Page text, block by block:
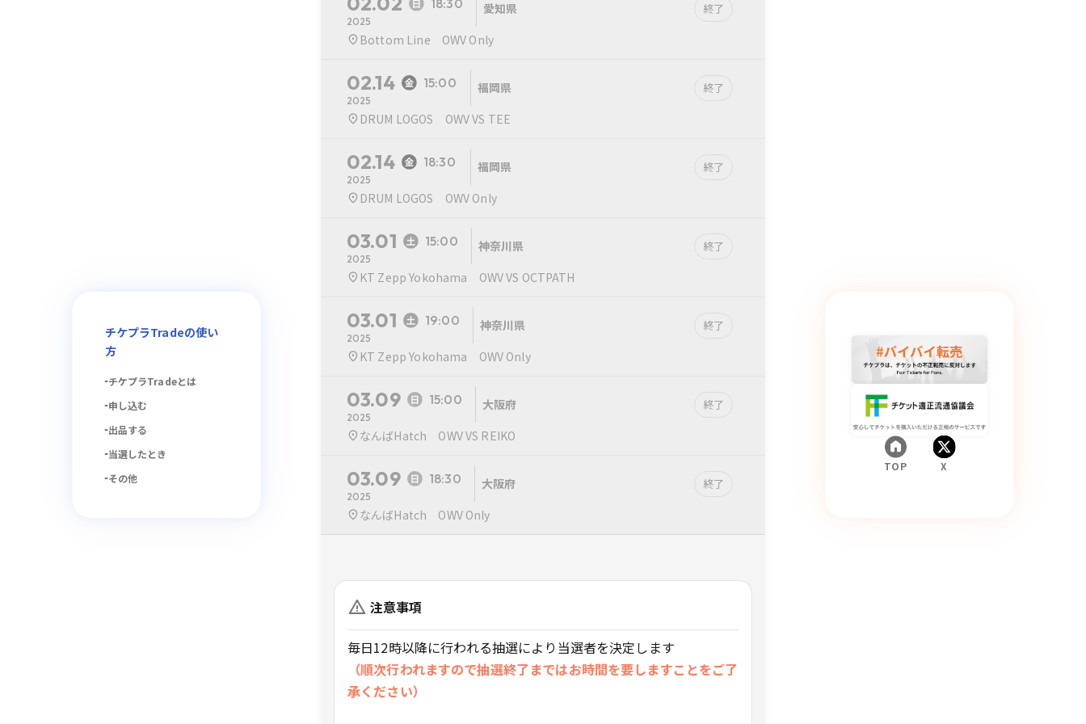
チケプラTradeの使い
方
チケプラTradeとは
申し込む
出品する
当選したとき
その他
TOP X
18:30
2025
愛知県 終了
Bottom Line OWV Only
02.14 15:00
2025
福岡県 終了
DRUM LOGOS OWV VS TEE
02.14 18:30
2025
福岡県 終了
DRUM LOGOS OWV Only
03.01 15:00
2025
神奈川県 終了
KT Zepp Yokohama OWV VS OCTPATH
03.01 19:00
2025
神奈川県 終了
KT Zepp Yokohama OWV Only
03.09 15:00
2025
大阪府 終了
なんばHatch OWV VS REIKO
03.09 18:30
2025
大阪府 終了
なんばHatch OWV Only
注意事項
毎日12時以降に行われる抽選により当選者を決定します
（順次行われますので抽選終了まではお時間を要しますことをご了
承ください）